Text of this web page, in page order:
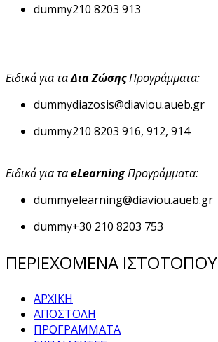
dummy210 8203 913
Ειδικά για ταΔια ΖώσηςΠρογράμματα:
dummydiazosis@diaviou.aueb.gr
dummy210 8203 916, 912, 914
Ειδικά για ταeLearningΠρογράμματα:
dummyelearning@diaviou.aueb.gr
dummy+30 210 8203 753
ΠΕΡΙΕΧΟΜΕΝΑ ΙΣΤΟΤΟΠΟΥ
ΑΡΧΙΚΗ
ΑΠΟΣΤΟΛΗ
ΠΡΟΓΡΑΜΜΑΤΑ